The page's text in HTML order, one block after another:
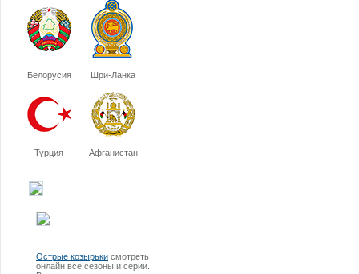
Белорусия Шри-Ланка
Турция Афганистан
Острые козырьки смотреть
онлайн все сезоны и серии.